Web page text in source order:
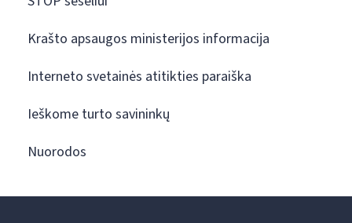
Krašto apsaugos ministerijos informacija
Interneto svetainės atitikties paraiška
Ieškome turto savininkų
Nuorodos